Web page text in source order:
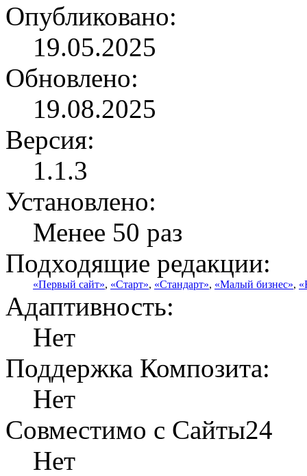
Опубликовано:
19.05.2025
Обновлено:
19.08.2025
Версия:
1.1.3
Установлено:
Менее 50 раз
Подходящие редакции:
«Первый сайт», «Старт», «Стандарт», «Малый бизнес»,
Адаптивность:
Нет
Поддержка Композита:
Нет
Совместимо с Сайты24
Нет